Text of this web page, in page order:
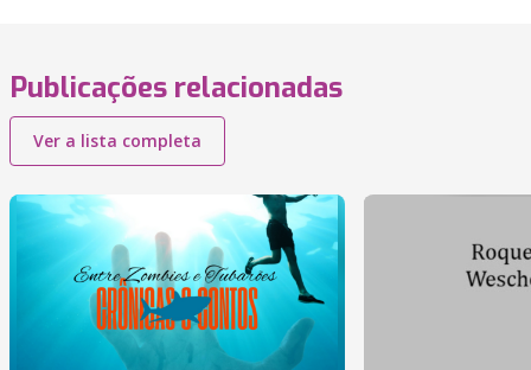
Publicações relacionadas
Ver a lista completa